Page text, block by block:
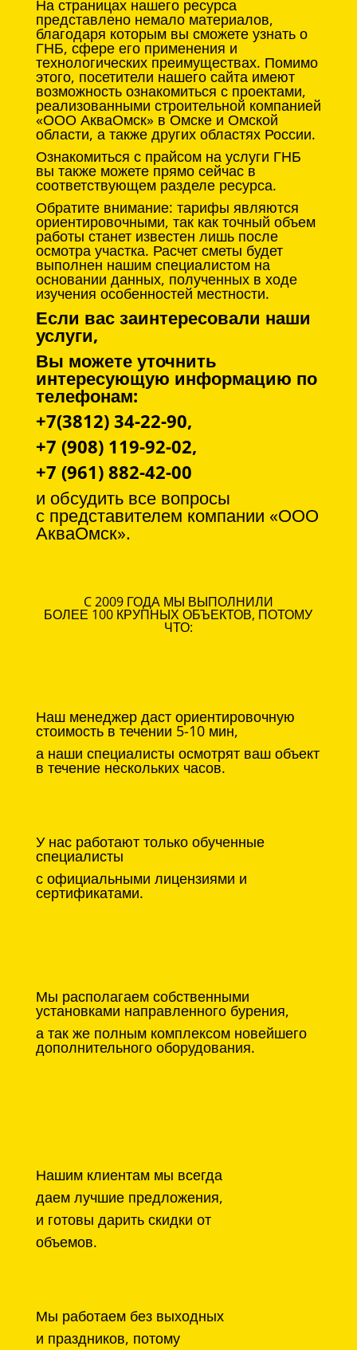
На страницах нашего ресурса
представлено немало материалов,
благодаря которым вы сможете узнать о
ГНБ, сфере его применения и
технологических преимуществах. Помимо
этого, посетители нашего сайта имеют
возможность ознакомиться с проектами,
реализованными строительной компанией
«ООО АкваОмск» в Омске и Омской
области, а также других областях России.
Ознакомиться с прайсом на услуги ГНБ
вы также можете прямо сейчас в
соответствующем разделе ресурса.
Обратите внимание: тарифы являются
ориентировочными, так как точный объем
работы станет известен лишь после
осмотра участка. Расчет сметы будет
выполнен нашим специалистом на
основании данных, полученных в ходе
изучения особенностей местности.
Если вас заинтересовали наши
услуги,
Вы можете уточнить
интересующую информацию по
телефонам:
+7(3812) 34-22-90,
+7 (908) 119-92-02,
+7 (961) 882-42-00
и обсудить все вопросы
с представителем компании «ООО
АкваОмск».
C 2009 ГОДА МЫ ВЫПОЛНИЛИ
БОЛЕЕ 100 КРУПНЫХ ОБЪЕКТОВ, ПОТОМУ
ЧТО:
Наш менеджер даст ориентировочную
стоимость в течении 5-10 мин,
а наши специалисты осмотрят ваш объект
в течение нескольких часов.
У нас работают только обученные
специалисты
с официальными лицензиями и
сертификатами.
Мы располагаем собственными
установками направленного бурения,
а так же полным комплексом новейшего
дополнительного оборудования.
Нашим клиентам мы всегда
даем лучшие предложения,
и готовы дарить скидки от
объемов.
Мы работаем без выходных
и праздников, потому